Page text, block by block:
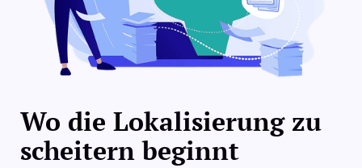
Wo die Lokalisierung zu
scheitern beginnt